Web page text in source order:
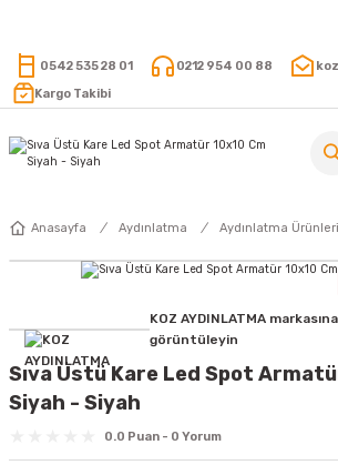
0542 535 28 01 0212 954 00 88
Kargo Takibi
Anasayfa Aydınlatma Aydınlatma Ürünleri
KOZ AYDINLATMA
görüntüleyin
Sıva Üstü Kare Led Spot
Siyah - Siyah
0.0 Puan - 0 Yorum